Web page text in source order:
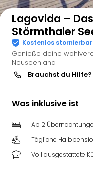
Lagovida –
Störmthaler
Kostenlos stornierbar
Genieße deine
Neuseenland
Brauchst du Hilfe?
Was inklusive ist
Ab 2
Tägliche
Voll ausgestattete